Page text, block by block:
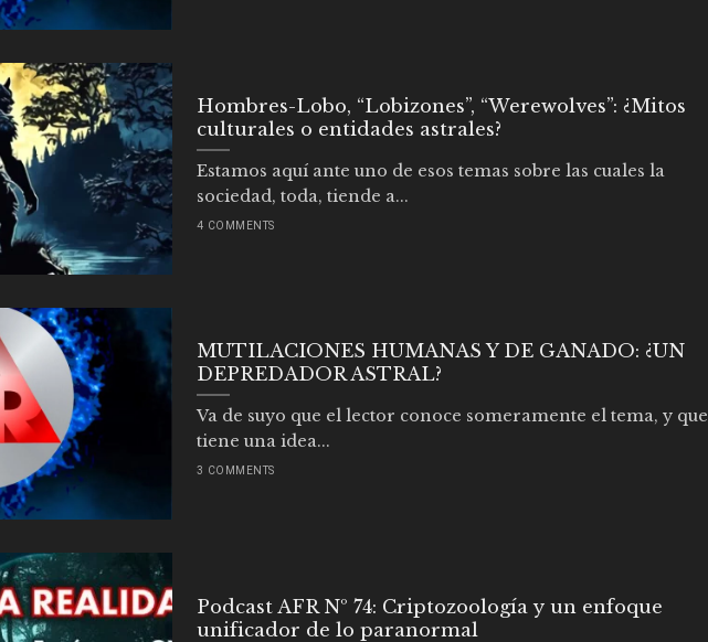
Hombres-Lobo, “Lobizones”, “Werewolves”: ¿Mitos
culturales o entidades astrales?
Estamos aquí ante uno de esos temas sobre las cuales la
sociedad, toda, tiende a...
4 COMMENTS
MUTILACIONES HUMANAS Y DE GANADO: ¿UN
DEPREDADOR ASTRAL?
Va de suyo que el lector conoce someramente el tema, y que
tiene una idea...
3 COMMENTS
Podcast AFR Nº 74: Criptozoología y un enfoque
unificador de lo paranormal